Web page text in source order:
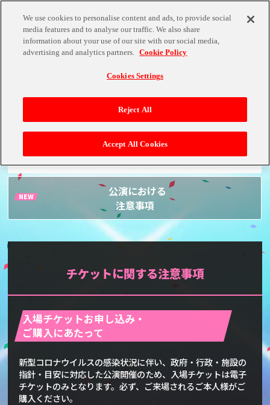
ご来場のお客様へ
ご協力のお願いと開催方針について
チケットに関する
注意事項
公演における
注意事項
チケットに関する注意事項
入場チケットお申し込み・
ご購入にあたって
新型コロナウイルスの感染状況に伴い、政府・行政・施設の
指針・目安に対応した公演開催のため、入場チケットは電子
チケットのみとなります。必ず、ご来場されるご本人様がご
購入ください。
We use cookies to personalise content and ads, to provide social
media features and to analyse our traffic. We also share
information about your use of our site with our social media,
advertising and analytics partners. Cookie Policy
Cookies Settings
Reject All
Accept All Cookies